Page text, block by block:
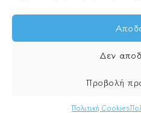
Δεν
Προβολή
Πολιτική Cookies
2026.Κατασκευή